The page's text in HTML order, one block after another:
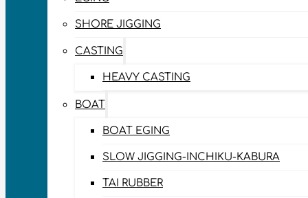
SHORE JIGGING
CASTING
HEAVY CASTING
BOAT
BOAT EGING
SLOW JIGGING-INCHIKU-KABURA
TAI RUBBER